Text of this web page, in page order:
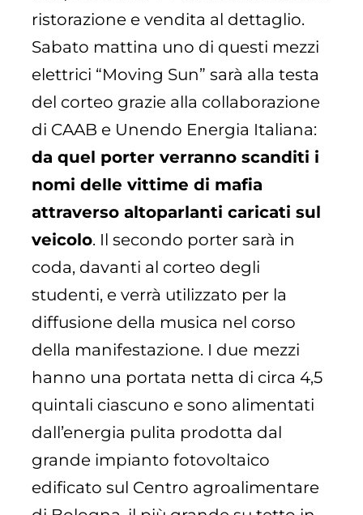
ristorazione e vendita al dettaglio.
Sabato mattina uno di questi mezzi
elettrici “Moving Sun” sarà alla testa
del corteo grazie alla collaborazione
di CAAB e Unendo Energia Italiana:
da quel porter verranno scanditi i
nomi delle vittime di mafia
attraverso altoparlanti caricati sul
veicolo. Il secondo porter sarà in
coda, davanti al corteo degli
studenti, e verrà utilizzato per la
diffusione della musica nel corso
della manifestazione. I due mezzi
hanno una portata netta di circa 4,5
quintali ciascuno e sono alimentati
dall’energia pulita prodotta dal
grande impianto fotovoltaico
edificato sul Centro agroalimentare